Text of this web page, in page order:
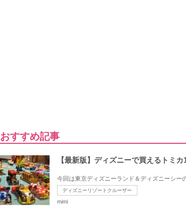
おすすめ記事
【最新版】ディズニーで買えるトミ
今回は東京ディズニーランド＆ディズニーシ
ディズニーリゾートクルーザー
mimi